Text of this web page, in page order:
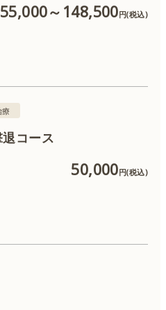
55,000～148,500 円(税込)
療
コース
50,000円(税込)